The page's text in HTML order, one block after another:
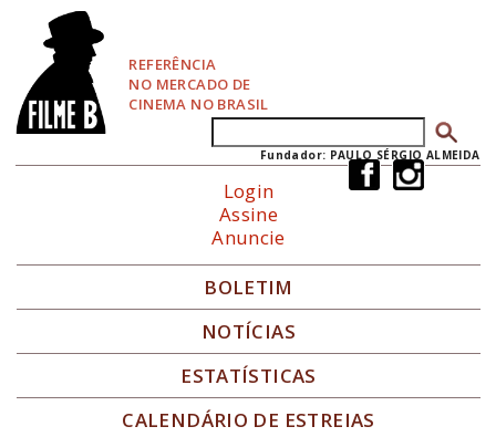
REFERÊNCIA
NO MERCADO DE
CINEMA NO BRASIL
Formulário de busca
Fundador: PAULO SÉRGIO ALMEIDA
Login
Assine
Anuncie
BOLETIM
NOTÍCIAS
ESTATÍSTICAS
CALENDÁRIO DE ESTREIAS